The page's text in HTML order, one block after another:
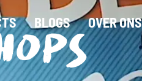
BLOGS OVER ONS